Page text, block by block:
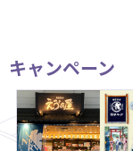
キャンペーン